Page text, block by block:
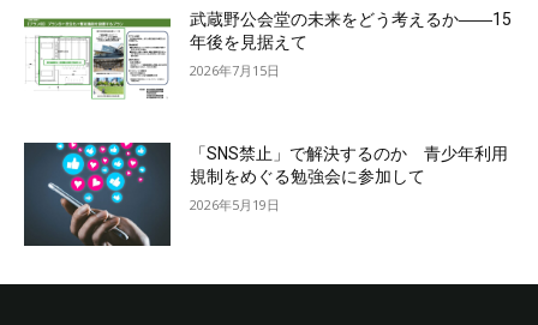
武蔵野公会堂の未来をどう考えるか――15
年後を見据えて
2026年7月15日
「SNS禁止」で解決するのか 青少年利用
規制をめぐる勉強会に参加して
2026年5月19日